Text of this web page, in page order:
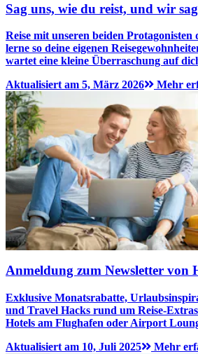
Sag uns, wie du reist, und wir
Reise mit unseren beiden
lerne so deine eigenen
wartet eine kleine Überraschung auf
Aktualisiert am 5, März 2026
Mehr
Anmeldung zum Newsletter von
Exklusive Monatsrabatte,
und Travel Hacks rund um Reise-
Hotels am Flughafen oder Airport
Aktualisiert am 10, Juli 2025
Mehr